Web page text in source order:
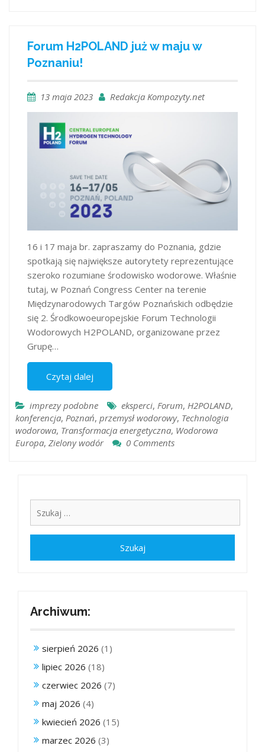
Forum H2POLAND już w maju w
Poznaniu!
13 maja 2023 Redakcja Kompozyty.net
16 i 17 maja br. zapraszamy do Poznania, gdzie
spotkają się największe autorytety reprezentujące
szeroko rozumiane środowisko wodorowe. Właśnie
tutaj, w Poznań Congress Center na terenie
Międzynarodowych Targów Poznańskich odbędzie
się 2. Środkowoeuropejskie Forum Technologii
Wodorowych H2POLAND, organizowane przez
Grupę…
Czytaj dalej
imprezy podobne eksperci, Forum, H2POLAND,
konferencja, Poznań, przemysł wodorowy, Technologia
wodorowa, Transformacja energetyczna, Wodorowa
Europa, Zielony wodór 0 Comments
Archiwum:
sierpień 2026 (1)
lipiec 2026 (18)
czerwiec 2026 (7)
maj 2026 (4)
kwiecień 2026 (15)
marzec 2026 (3)